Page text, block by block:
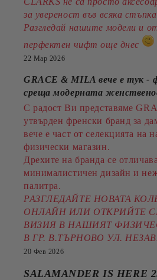
за увереност във всяка
Разгледай нашите модели и
перфектен чифт още днес
22 Мар 2026
GRACE & MILA вече е тук -
среща модерната
С радост Ви представяме
утвърден френски бранд за
вече е част от селекцията на
физически магазин.
Дрехите на бранда се
минималистичен дизайн и
палитра.
РАЗГЛЕДАЙТЕ НОВАТА
ОНЛАЙН ИЛИ ОТКРИЙТЕ
ВИЗИЯ В НАШИЯТ
В ГР. В.ТЪРНОВО УЛ.
20 Фев 2026
SALAMANDER IS HERE